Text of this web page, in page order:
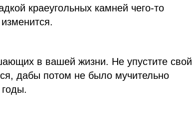
краеугольных камней чего-то
в вашей жизни. Не упустите свой
дабы потом не было мучительно